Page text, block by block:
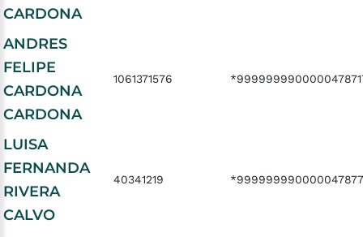
CARDONA
ANDRES
FELIPE
CARDONA
CARDONA
1061371576
LUISA
FERNANDA
RIVERA
CALVO
40341219